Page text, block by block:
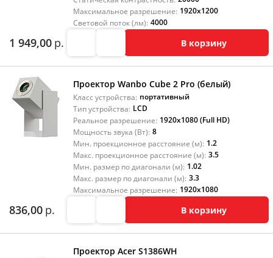
Максимальное разрешение: 1920x1200
Световой поток (лм): 4000
1 949,00 р. В корзину
Проектор Wanbo Cube 2 Pro (белый)
Класс устройства: портативный
Тип устройства: LCD
Реальное разрешение: 1920x1080 (Full HD)
Мощность звука (Вт): 8
Мин. проекционное расстояние (м): 1.2
Макс. проекционное расстояние (м): 3.5
Мин. размер по диагонали (м): 1.02
Макс. размер по диагонали (м): 3.3
Максимальное разрешение: 1920x1080
836,00 р. В корзину
Проектор Acer S1386WH